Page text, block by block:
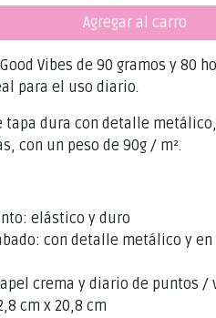
Agregar al carro
Vibes de 90 gramos y 80
para el uso diario.
tapa dura con detalle
con un peso de 90g / m².
elástico y duro
con detalle metálico y
crema y diario de puntos /
cm x 20,8 cm